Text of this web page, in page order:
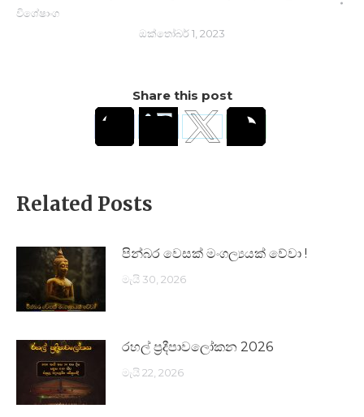
විශේෂාංග
ඔක්තෝබර් 1, 2023
Share this post
Related Posts
පින්බර වෙසක් මංගල්‍යයක් වේවා !
මැයි 30, 2026
රහල් ප්‍රදීපාවලෝකන 2026
මැයි 22, 2026